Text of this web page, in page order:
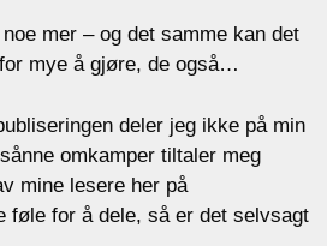
mer – og det samme kan det
mye å gjøre, de også…
deler jeg ikke på min
omkamper tiltaler meg
mine lesere her på
føle for å dele, så er det selvsagt